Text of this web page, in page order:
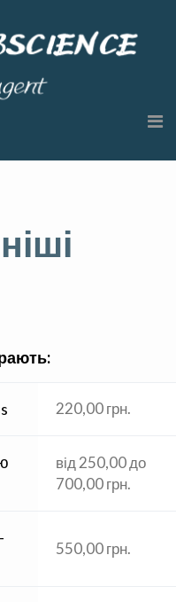
220,00 грн.
від 250,00 до
700,00 грн.
550,00 грн.